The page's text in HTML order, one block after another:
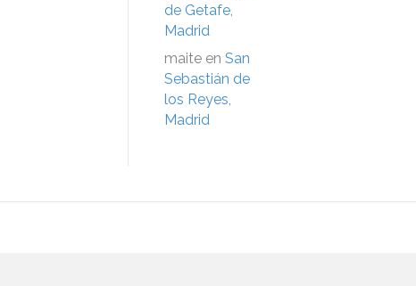
de Getafe,
Madrid
maite en San
Sebastián de
los Reyes,
Madrid